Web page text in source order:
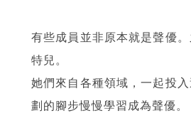
有些成員並非原本就是聲優
特兒。
她們來自各種領域，一起投
劃的腳步慢慢學習成為聲優。